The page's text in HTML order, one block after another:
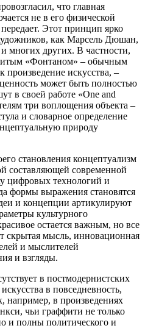
что главная
не в его физической
Этот принцип ярко
как Марсель Дюшан,
многих других. В частности,
«Фонтаном» – обычным
искусства, –
может быть полностью
в своей работе «One and
три воплощения объекта –
и словарное определение
природу
становления концептуализм
составляющей современной
цифровых технологий и
формы выражения становятся
и концепции артикулируют
культурного
остается важным, но все
скрытая мысль, инновационная
и мыслителей
и взгляды.
в постмодернистских
в повседневность,
например, в произведениях
чьи граффити не только
и полны политического и